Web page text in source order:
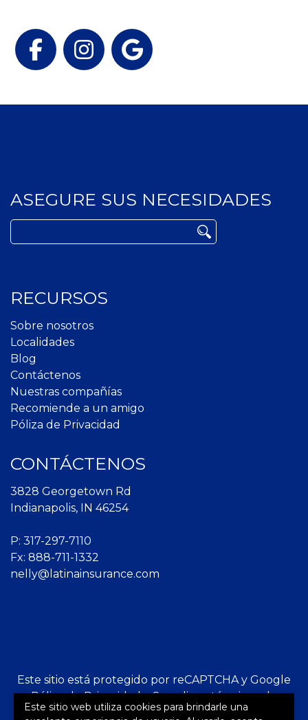
Facebook
Instagram
Google
ASEGURE SUS NECESIDADES
Buscar:
RECURSOS
Sobre nosotros
Localidades
Blog
Contáctenos
Nuestras compañías
Recomiende a un amigo
Póliza de Privacidad
CONTÁCTENOS
3828 Georgetown Rd
Indianapolis, IN 46254
P: 317-297-7110
Fx: 888-711-1332
nelly@latinainsurance.com
Este sitio está protegido por reCAPTCHA y Google
Póliza de PrivacidadySe aplican términos de
servicio
Este sitio web utiliza cookies para brindarle una